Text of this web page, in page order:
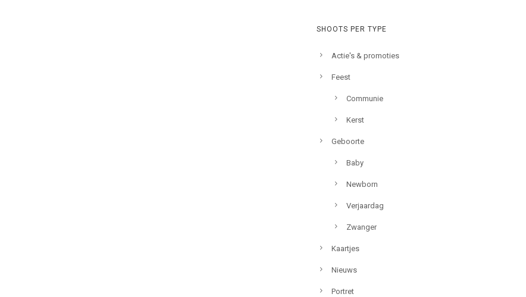
SHOOTS PER TYPE
Actie's & promoties
Feest
Communie
Kerst
Geboorte
Baby
Newborn
Verjaardag
Zwanger
Kaartjes
Nieuws
Portret